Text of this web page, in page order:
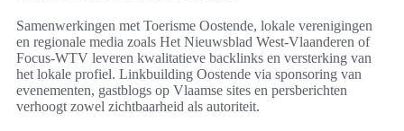
Samenwerkingen met Toerisme Oostende, lokale verenigingen
en regionale media zoals Het Nieuwsblad West-Vlaanderen of
Focus-WTV leveren kwalitatieve backlinks en versterking van
het lokale profiel. Linkbuilding Oostende via sponsoring van
evenementen, gastblogs op Vlaamse sites en persberichten
verhoogt zowel zichtbaarheid als autoriteit.